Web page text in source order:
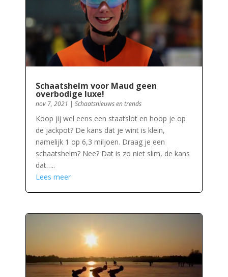
Schaatshelm voor Maud geen
overbodige luxe!
nov 7, 2021 | Schaatsnieuws en trends
Koop jij wel eens een staatslot en hoop je op
de jackpot? De kans dat je wint is klein,
namelijk 1 op 6,3 miljoen. Draag je een
schaatshelm? Nee? Dat is zo niet slim, de kans
dat…..
Lees meer